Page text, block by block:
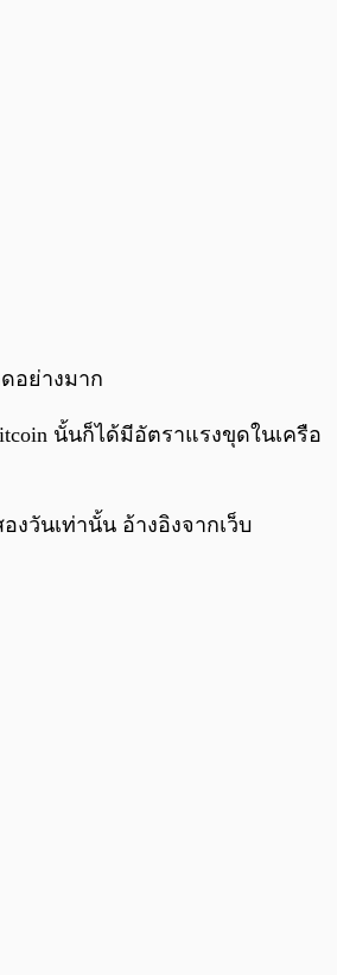
อย่างมาก
นั้นก็ได้มีอัตราแรงขุดในเครือ
งวันเท่านั้น อ้างอิงจากเว็บ